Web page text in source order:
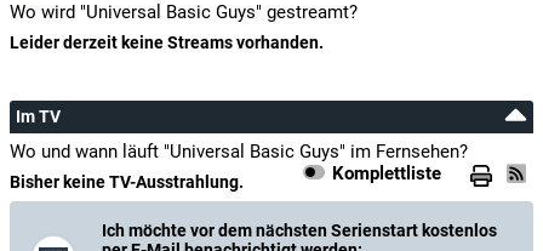
Wo wird "Universal Basic Guys" gestreamt?
Leider derzeit keine Streams vorhanden.
Im TV
Wo und wann läuft "Universal Basic Guys" im Fernsehen?
Komplettliste
Bisher keine TV-Ausstrahlung.
Ich möchte vor dem nächsten Serienstart kostenlos